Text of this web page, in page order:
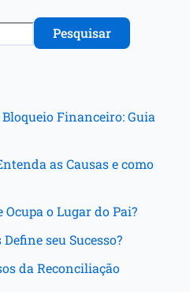
Pesquisar
Financeiro: Guia
as Causas e como
o Lugar do Pai?
seu Sucesso?
da Reconciliação